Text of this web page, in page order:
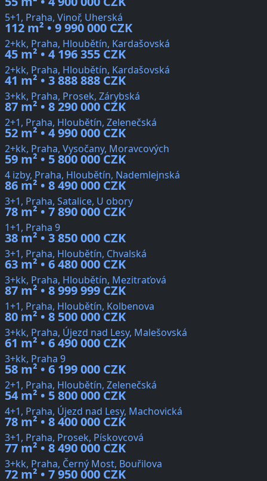
5+1, Praha, Vinoř, Uherská
112 m² • 9 990 000 CZK
2+kk, Praha, Hloubětín, Kardašovská
45 m² • 4 196 355 CZK
2+kk, Praha, Hloubětín, Kardašovská
41 m² • 3 888 888 CZK
3+kk, Praha, Prosek, Zárybská
87 m² • 8 290 000 CZK
2+1, Praha, Hloubětín, Zelenečská
52 m² • 4 990 000 CZK
2+kk, Praha, Vysočany, Moravcových
59 m² • 5 800 000 CZK
4 izby, Praha, Hloubětín, Nademlejnská
86 m² • 8 490 000 CZK
3+1, Praha, Satalice, U obory
78 m² • 7 890 000 CZK
1+1, Praha 9
38 m² • 3 850 000 CZK
3+1, Praha, Hloubětín, Chvalská
63 m² • 6 480 000 CZK
3+kk, Praha, Hloubětín, Mezitraťová
87 m² • 8 999 999 CZK
1+1, Praha, Hloubětín, Kolbenova
80 m² • 8 500 000 CZK
3+kk, Praha, Újezd nad Lesy, Malešovská
61 m² • 6 490 000 CZK
3+kk, Praha 9
58 m² • 6 199 000 CZK
2+1, Praha, Hloubětín, Zelenečská
54 m² • 5 800 000 CZK
4+1, Praha, Újezd nad Lesy, Machovická
78 m² • 8 400 000 CZK
3+1, Praha, Prosek, Pískovcová
77 m² • 8 490 000 CZK
3+kk, Praha, Černý Most, Bouřilova
72 m² • 7 950 000 CZK